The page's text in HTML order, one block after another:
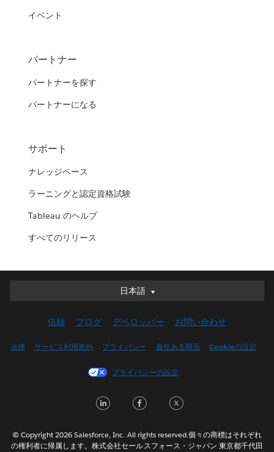
イベント
パートナー
パートナーを探す
パートナーになる
サポート
ナレッジベース
ラーニングと認定資格試験
Tableau のヘルプ
すべてのリリース
日本語
日本語
English (UK)
Français (Canada)
Italiano
Nederlands
信頼 ブログ デベロッパー お問い合わせ
法律 サービス利用規約 プライバシー 責任ある開示 Cookieの設定
プライバシーの設定
LinkedInFacebook
© Copyright 2026 Salesforce, Inc. All rights reserved.個々の商標はそれぞれ
の権利者に帰属します。株式会社セールスフォース・ジャパン 東京都千代田